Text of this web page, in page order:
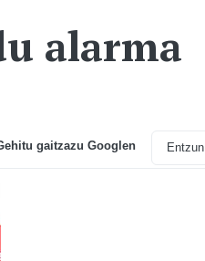
alarma
gaitzazu Googlen Entzun